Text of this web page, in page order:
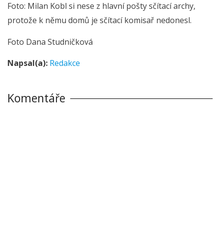
Foto: Milan Kobl si nese z hlavní pošty sčítací archy,
protože k němu domů je sčítací komisař nedonesl.
Foto Dana Studničková
Napsal(a): Redakce
Komentáře